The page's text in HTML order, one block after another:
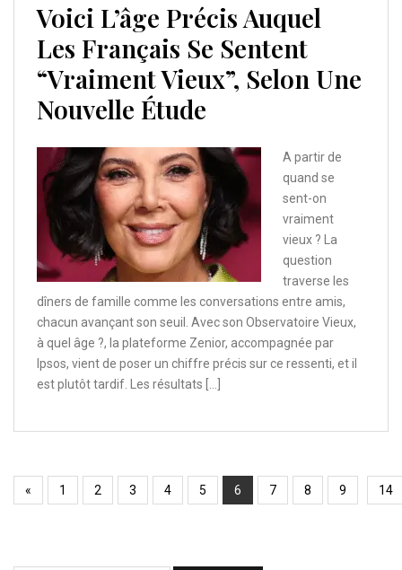
Voici L’âge Précis Auquel
Les Français Se Sentent
“vraiment Vieux”, Selon Une
Nouvelle Étude
A partir de
quand se
sent-on
vraiment
vieux ? La
question
traverse les
dîners de famille comme les conversations entre amis,
chacun avançant son seuil. Avec son Observatoire Vieux,
à quel âge ?, la plateforme Zenior, accompagnée par
Ipsos, vient de poser un chiffre précis sur ce ressenti, et il
est plutôt tardif. Les résultats […]
« 1 2 3 4 5 6 7 8 9 14